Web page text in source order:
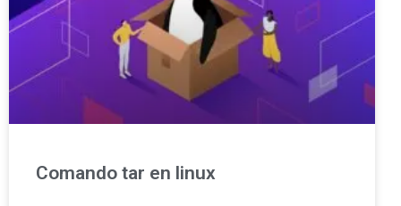
Comando tar en linux